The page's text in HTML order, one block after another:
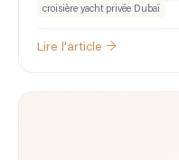
croisière yacht privée Dubaï
Lire l'article →